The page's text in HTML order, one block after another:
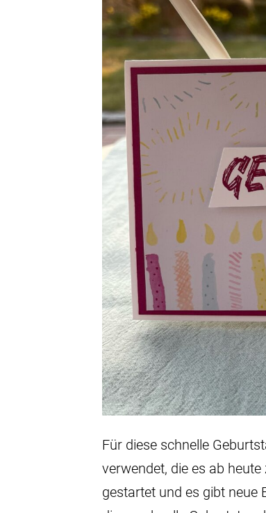
Für diese schnelle
verwendet, die es ab
gestartet und es gibt neue